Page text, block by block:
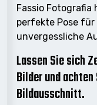
Fassio
perfekte Pose für
unvergessliche
Lassen Sie sich
Bilder und
Bildausschnitt.